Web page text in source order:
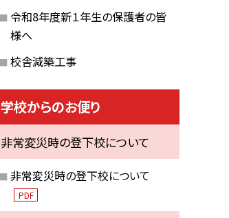
令和8年度新１年生の保護者の皆
様へ
校舎減築工事
学校からのお便り
非常変災時の登下校について
非常変災時の登下校について
PDF